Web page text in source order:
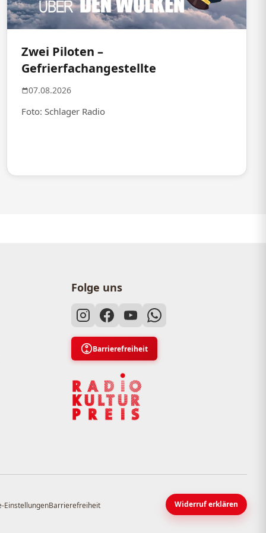
Zwei Piloten –
Gefrierfachangestellte
07.08.2026
Foto: Schlager Radio
Folge uns
Barrierefreiheit
EinstellungenBarrierefreiheit Widerruf erklären